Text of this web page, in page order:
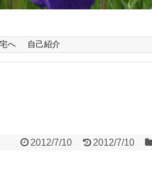
へ 自己紹介
2012/7/10 2012/7/10